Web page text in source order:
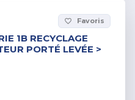
favorite_border Favoris
1B RECYCLAGE
PORTÉ LEVÉE >